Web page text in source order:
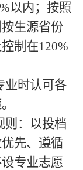
以内；按照
生源省份
制在120%
业时认可各
则：以投档
先、遵循
专业志愿